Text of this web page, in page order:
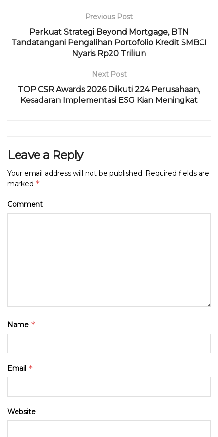
o
o
p
p
ra
m
d
s
Previous Post
Perkuat Strategi Beyond Mortgage, BTN
Tandatangani Pengalihan Portofolio Kredit SMBCI
Nyaris Rp20 Triliun
Next Post
TOP CSR Awards 2026 Diikuti 224 Perusahaan,
Kesadaran Implementasi ESG Kian Meningkat
Leave a Reply
Your email address will not be published. Required fields are
marked *
Comment
Name *
Email *
Website